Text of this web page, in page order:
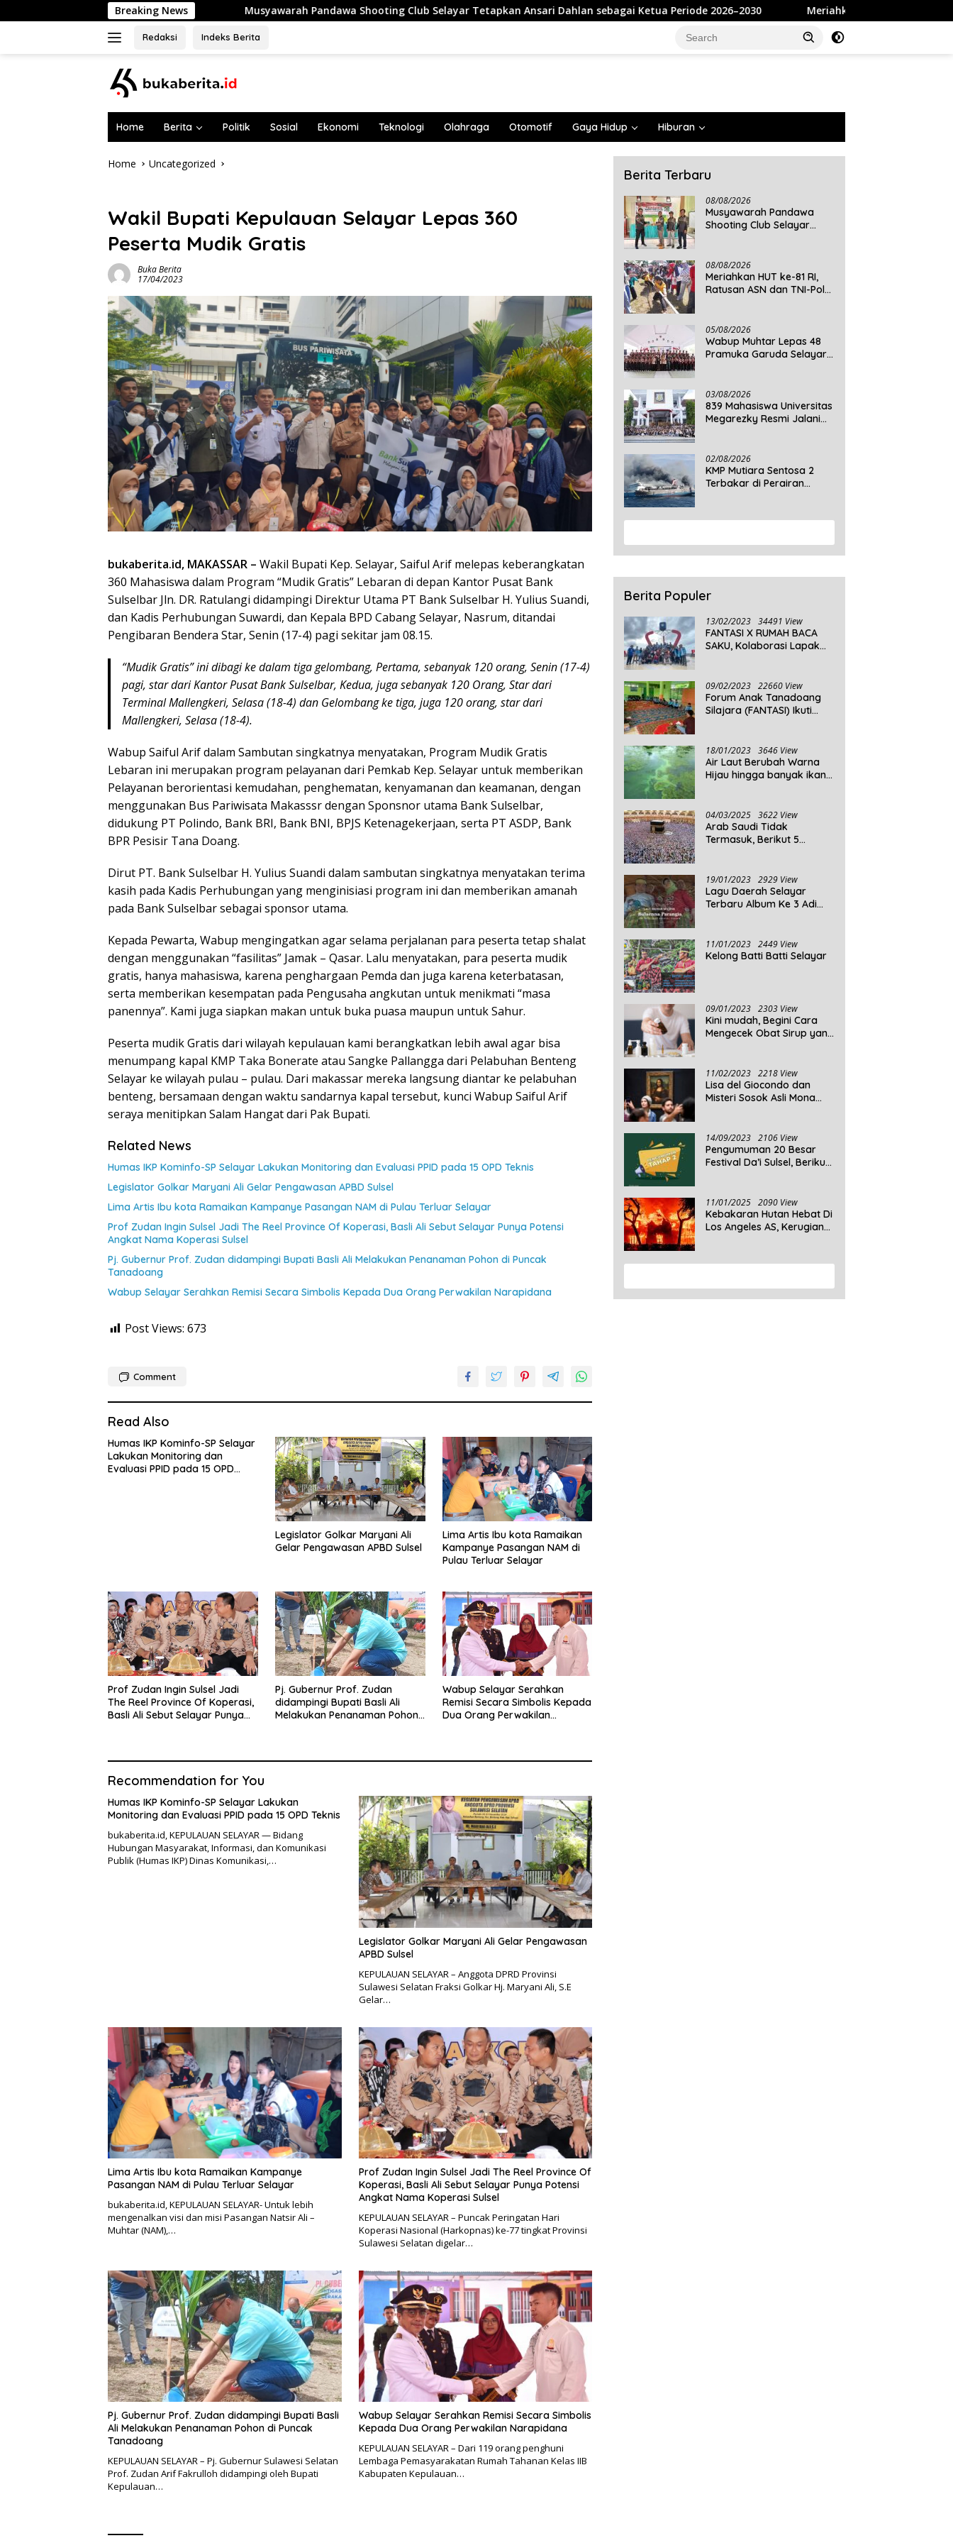
to
Breaking News
Musyawarah Pandawa Shooting Club Selayar Tetapkan Ansari Dahlan sebagai Ketua Periode 2026–2030 Meriahkan HUT ke-81 RI, Ratusan ASN dan TNI-
Redaksi Indeks Berita
Home Berita Politik Sosial Ekonomi Teknologi Olahraga Otomotif Gaya Hidup Hiburan
Home Uncategorized
Wakil Bupati Kepulauan Selayar Lepas 360
Peserta Mudik Gratis
Buka Berita
17/04/2023
bukaberita.id, MAKASSAR – Wakil Bupati Kep. Selayar, Saiful Arif melepas keberangkatan
360 Mahasiswa dalam Program “Mudik Gratis” Lebaran di depan Kantor Pusat Bank
Sulselbar Jln. DR. Ratulangi didampingi Direktur Utama PT Bank Sulselbar H. Yulius Suandi,
dan Kadis Perhubungan Suwardi, dan Kepala BPD Cabang Selayar, Nasrum, ditandai
Pengibaran Bendera Star, Senin (17-4) pagi sekitar jam 08.15.
“Mudik Gratis” ini dibagi ke dalam tiga gelombang, Pertama, sebanyak 120 orang, Senin (17-4)
pagi, star dari Kantor Pusat Bank Sulselbar, Kedua, juga sebanyak 120 Orang, Star dari
Terminal Mallengkeri, Selasa (18-4) dan Gelombang ke tiga, juga 120 orang, star dari
Mallengkeri, Selasa (18-4).
Wabup Saiful Arif dalam Sambutan singkatnya menyatakan, Program Mudik Gratis
Lebaran ini merupakan program pelayanan dari Pemkab Kep. Selayar untuk memberikan
Pelayanan berorientasi kemudahan, penghematan, kenyamanan dan keamanan, dengan
menggunakan Bus Pariwisata Makasssr dengan Sponsnor utama Bank Sulselbar,
didukung PT Polindo, Bank BRI, Bank BNI, BPJS Ketenagekerjaan, serta PT ASDP, Bank
BPR Pesisir Tana Doang.
Dirut PT. Bank Sulselbar H. Yulius Suandi dalam sambutan singkatnya menyatakan terima
kasih pada Kadis Perhubungan yang menginisiasi program ini dan memberikan amanah
pada Bank Sulselbar sebagai sponsor utama.
Kepada Pewarta, Wabup mengingatkan agar selama perjalanan para peserta tetap shalat
dengan menggunakan “fasilitas” Jamak – Qasar. Lalu menyatakan, para peserta mudik
gratis, hanya mahasiswa, karena penghargaan Pemda dan juga karena keterbatasan,
serta memberikan kesempatan pada Pengusaha angkutan untuk menikmati “masa
panennya”. Kami juga siapkan makan untuk buka puasa maupun untuk Sahur.
Peserta mudik Gratis dari wilayah kepulauan kami berangkatkan lebih awal agar bisa
menumpang kapal KMP Taka Bonerate atau Sangke Pallangga dari Pelabuhan Benteng
Selayar ke wilayah pulau – pulau. Dari makassar mereka langsung diantar ke pelabuhan
benteng, bersamaan dengan waktu sandarnya kapal tersebut, kunci Wabup Saiful Arif
seraya menitipkan Salam Hangat dari Pak Bupati.
Related News
Humas IKP Kominfo-SP Selayar Lakukan Monitoring dan Evaluasi PPID pada 15 OPD Teknis
Legislator Golkar Maryani Ali Gelar Pengawasan APBD Sulsel
Lima Artis Ibu kota Ramaikan Kampanye Pasangan NAM di Pulau Terluar Selayar
Prof Zudan Ingin Sulsel Jadi The Reel Province Of Koperasi, Basli Ali Sebut Selayar Punya Potensi
Angkat Nama Koperasi Sulsel
Pj. Gubernur Prof. Zudan didampingi Bupati Basli Ali Melakukan Penanaman Pohon di Puncak
Tanadoang
Wabup Selayar Serahkan Remisi Secara Simbolis Kepada Dua Orang Perwakilan Narapidana
Post Views: 673
Comment
Read Also
Humas IKP Kominfo-SP Selayar
Lakukan Monitoring dan
Evaluasi PPID pada 15 OPD
Legislator Golkar Maryani Ali
Gelar Pengawasan APBD Sulsel
Lima Artis Ibu kota Ramaikan
Kampanye Pasangan NAM di
Pulau Terluar Selayar
Prof Zudan Ingin Sulsel Jadi
The Reel Province Of Koperasi,
Basli Ali Sebut Selayar Punya
Pj. Gubernur Prof. Zudan
didampingi Bupati Basli Ali
Melakukan Penanaman Pohon
Wabup Selayar Serahkan
Remisi Secara Simbolis Kepada
Dua Orang Perwakilan
Recommendation for You
Humas IKP Kominfo-SP Selayar Lakukan
Monitoring dan Evaluasi PPID pada 15 OPD Teknis
bukaberita.id, KEPULAUAN SELAYAR — Bidang
Hubungan Masyarakat, Informasi, dan Komunikasi
Publik (Humas IKP) Dinas Komunikasi,…
Legislator Golkar Maryani Ali Gelar Pengawasan
APBD Sulsel
KEPULAUAN SELAYAR – Anggota DPRD Provinsi
Sulawesi Selatan Fraksi Golkar Hj. Maryani Ali, S.E
Gelar…
Lima Artis Ibu kota Ramaikan Kampanye
Pasangan NAM di Pulau Terluar Selayar
bukaberita.id, KEPULAUAN SELAYAR- Untuk lebih
mengenalkan visi dan misi Pasangan Natsir Ali –
Muhtar (NAM),…
Prof Zudan Ingin Sulsel Jadi The Reel Province Of
Koperasi, Basli Ali Sebut Selayar Punya Potensi
Angkat Nama Koperasi Sulsel
KEPULAUAN SELAYAR – Puncak Peringatan Hari
Koperasi Nasional (Harkopnas) ke-77 tingkat Provinsi
Sulawesi Selatan digelar…
Pj. Gubernur Prof. Zudan didampingi Bupati Basli
Ali Melakukan Penanaman Pohon di Puncak
Tanadoang
KEPULAUAN SELAYAR – Pj. Gubernur Sulawesi Selatan
Prof. Zudan Arif Fakrulloh didampingi oleh Bupati
Kepulauan…
Wabup Selayar Serahkan Remisi Secara Simbolis
Kepada Dua Orang Perwakilan Narapidana
KEPULAUAN SELAYAR – Dari 119 orang penghuni
Lembaga Pemasyarakatan Rumah Tahanan Kelas IIB
Kabupaten Kepulauan…
Berita Terbaru
08/08/2026
Musyawarah Pandawa
Shooting Club Selayar
2026–2030
08/08/2026
Meriahkan HUT ke-81 RI,
Ratusan ASN dan TNI-Polri
05/08/2026
Wabup Muhtar Lepas 48
Pramuka Garuda Selayar
03/08/2026
839 Mahasiswa Universitas
Megarezky Resmi Jalani
Daratan Selayar
02/08/2026
KMP Mutiara Sentosa 2
Terbakar di Perairan
Pencarian
Berita Populer
13/02/2023 34491 View
FANTASI X RUMAH BACA
SAKU, Kolaborasi Lapak
09/02/2023 22660 View
Forum Anak Tanadoang
Silajara (FANTASI) Ikuti
18/01/2023 3646 View
Air Laut Berubah Warna
Hijau hingga banyak ikan
04/03/2025 3622 View
Arab Saudi Tidak
Termasuk, Berikut 5
Dunia Tahun 2025
19/01/2023 2929 View
Lagu Daerah Selayar
Terbaru Album Ke 3 Adi
11/01/2023 2449 View
Kelong Batti Batti Selayar
09/01/2023 2303 View
Kini mudah, Begini Cara
Mengecek Obat Sirup yang
Aman Untuk Dikonsumsi
11/02/2023 2218 View
Lisa del Giocondo dan
Misteri Sosok Asli Mona
14/09/2023 2106 View
Pengumuman 20 Besar
Festival Da’i Sulsel, Berikut
11/01/2025 2090 View
Kebakaran Hutan Hebat Di
Los Angeles AS, Kerugian